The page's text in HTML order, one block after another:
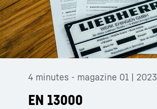
4 minutes - magazine 01 | 2023
EN 13000